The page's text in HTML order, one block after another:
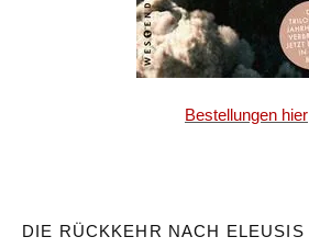
Bestellungen hier
DIE RÜCKKEHR NACH ELEUSIS